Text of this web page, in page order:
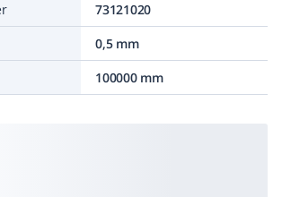
73121020
0,5 mm
100000 mm